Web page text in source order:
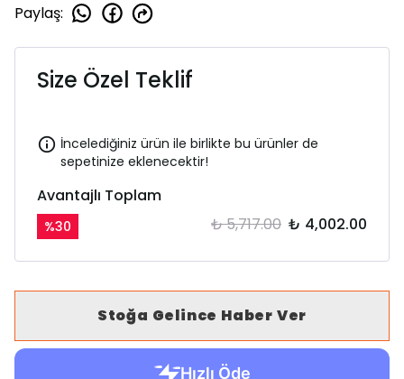
Paylaş:
Size Özel Teklif
İncelediğiniz ürün ile birlikte bu ürünler de
sepetinize eklenecektir!
Avantajlı Toplam
%30 ₺ 5,717.00 ₺ 4,002.00
Stoğa Gelince Haber Ver